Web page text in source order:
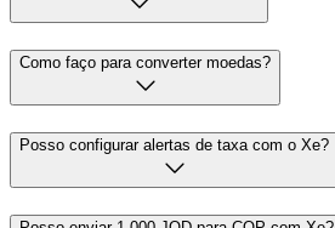
Como faço para converter moedas?
Posso configurar alertas de taxa com o Xe?